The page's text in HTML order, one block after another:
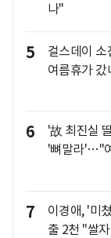
나"
5
걸스데이
여름휴가
6
'故 최진실
'뼈말라'…"
7
이경애, '미
출 2천 "쌀